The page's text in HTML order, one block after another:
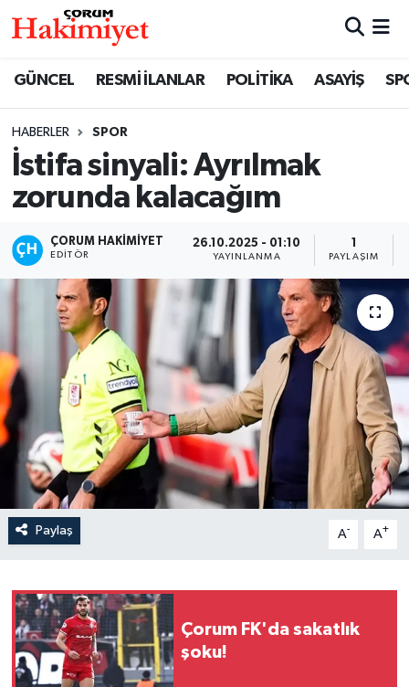
GÜNCEL RESMİ İLANLAR POLİTİKA ASAYİŞ
HABERLER SPOR
İstifa sinyali: Ayrılmak
zorunda kalacağım
ÇORUM HAKIMIYET
EDITÖR
26.10.2025 - 01:10
YAYINLANMA PAYLAŞIM
Paylaş A- A+
Çorum FK'da sakatlık
şoku!
SAĞLIK
ASAYİŞ
EKONOMİ
GÜNCEL
AKTÜEL
EĞİTİM
İLÇELER
OTOPARK
TEKNOLOJİ
Nöbetçi Eczaneler
Çorum Namaz Vakitleri
Trafik Durumu
Süper Lig Puan Durumu ve Fikstür
Tüm Manşetler
Son Dakika Haberleri
Haber Arşivi